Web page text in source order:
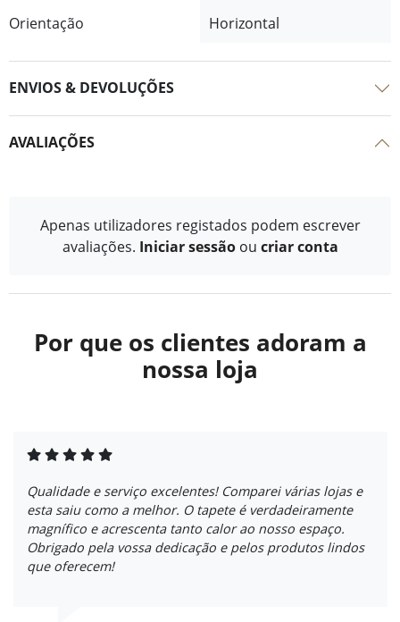
Orientação Horizontal
ENVIOS & DEVOLUÇÕES
AVALIAÇÕES
Apenas utilizadores registados podem escrever
avaliações. Iniciar sessão ou criar conta
Por que os clientes adoram a
nossa loja
Qualidade e serviço excelentes! Comparei várias lojas e
esta saiu como a melhor. O tapete é verdadeiramente
magnífico e acrescenta tanto calor ao nosso espaço.
Obrigado pela vossa dedicação e pelos produtos lindos
que oferecem!